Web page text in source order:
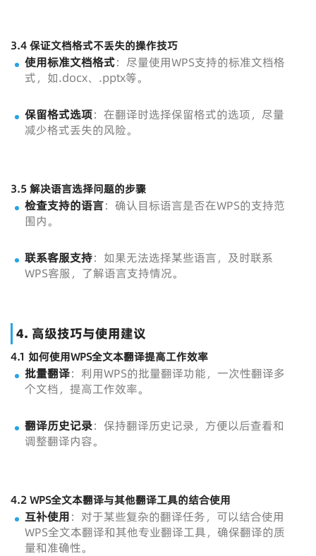
3.4 保证文档格式不丢失的操作技巧
使用标准文档格式：尽量使用WPS支持的标准文档格
式，如.docx、.pptx等。
保留格式选项：在翻译时选择保留格式的选项，尽量
减少格式丢失的风险。
3.5 解决语言选择问题的步骤
检查支持的语言：确认目标语言是否在WPS的支持范
围内。
联系客服支持：如果无法选择某些语言，及时联系
WPS客服，了解语言支持情况。
4. 高级技巧与使用建议
4.1 如何使用WPS全文本翻译提高工作效率
批量翻译：利用WPS的批量翻译功能，一次性翻译多
个文档，提高工作效率。
翻译历史记录：保持翻译历史记录，方便以后查看和
调整翻译内容。
4.2 WPS全文本翻译与其他翻译工具的结合使用
互补使用：对于某些复杂的翻译任务，可以结合使用
WPS全文本翻译和其他专业翻译工具，确保翻译的质
量和准确性。